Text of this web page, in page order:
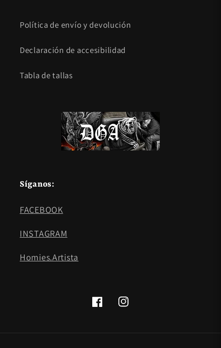
Política de envío y devolución
Declaración de accesibilidad
Tabla de tallas
Síganos:
FACEBOOK
INSTAGRAM
Homies.Artista
FacebookInstagram